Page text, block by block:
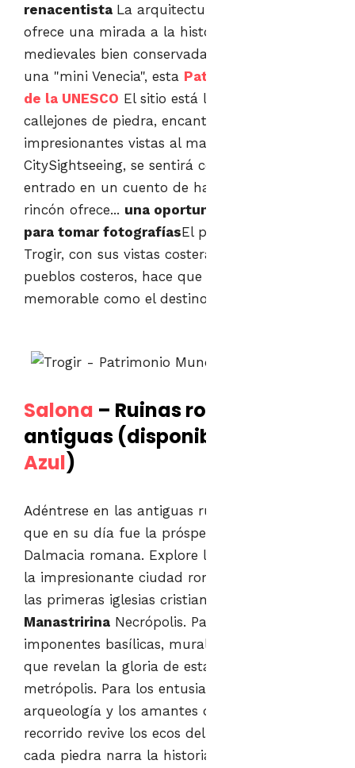
renacentista La arquitectura de la ciudad
ofrece una mirada a la historia con sus calles
medievales bien conservadas. Conocida como
una "mini Venecia", esta Patrimonio Mundial
de la UNESCO El sitio está lleno de estrechos
callejones de piedra, encantadoras fachadas e
impresionantes vistas al mar. Al explorar con
CitySightseeing, se sentirá como si hubiera
entrado en un cuento de hadas, donde cada
rincón ofrece... una oportunidad perfecta
para tomar fotografíasEl pintoresco viaje a
Trogir, con sus vistas costeras y pintorescos
pueblos costeros, hace que el viaje sea tan
memorable como el destino mismo.
Salona – Ruinas romanas
antiguas (disponibles en
Azul)
Adéntrese en las antiguas ruinas de
que en su día fue la próspera capital de la
Dalmacia romana. Explore lugares clave como
la impresionante ciudad romana
las primeras iglesias cristianas y la
Manastririna Necrópolis. Pasee por
imponentes basílicas, murallas y acueductos
que revelan la gloria de esta otrora gran
metrópolis. Para los entusiastas de la
arqueología y los amantes de la historia, este
recorrido revive los ecos del pasado, donde
cada piedra narra la historia del magnífico